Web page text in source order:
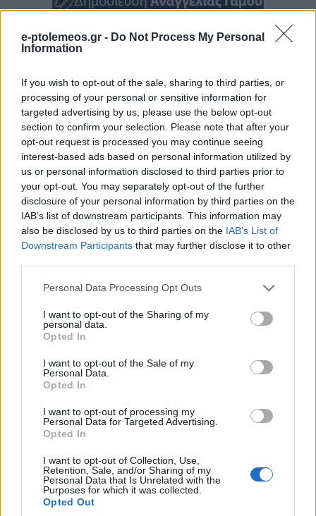
e-ptolemeos.gr - Do Not Process My Personal
Information
If you wish to opt-out of the sale, sharing to third parties, or
processing of your personal or sensitive information for
targeted advertising by us, please use the below opt-out
section to confirm your selection. Please note that after your
opt-out request is processed you may continue seeing
interest-based ads based on personal information utilized by
us or personal information disclosed to third parties prior to
your opt-out. You may separately opt-out of the further
disclosure of your personal information by third parties on the
IAB’s list of downstream participants. This information may
also be disclosed by us to third parties on the IAB’s List of
Downstream Participants that may further disclose it to other
Please note that this website/app uses one or more Google
not limited to your visit or usage behaviour. You may click to
grant or deny consent to Google and its third-party tags to
use your data for below specified purposes in below Google
consent section.
Personal Data Processing Opt Outs
I want to opt-out of the Sharing of my
personal data.
Opted In
I want to opt-out of the Sale of my
Personal Data.
Opted In
I want to opt-out of processing my
Personal Data for Targeted Advertising.
Opted In
I want to opt-out of Collection, Use,
Retention, Sale, and/or Sharing of my
Personal Data that Is Unrelated with the
Purposes for which it was collected.
Opted Out